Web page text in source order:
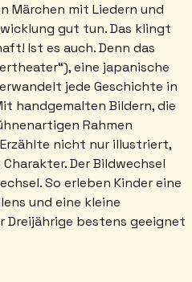
Märchen mit Liedern und
gut tun. Das klingt
Ist es auch. Denn das
eine japanische
jede Geschichte in
handgemalten Bildern, die
Rahmen
nicht nur illustriert,
Der Bildwechsel
So erleben Kinder eine
und eine kleine
Dreijährige bestens geeignet